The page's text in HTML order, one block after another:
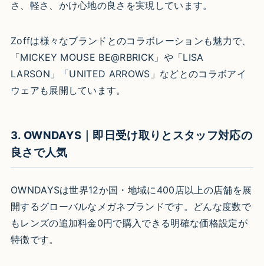
さ、軽さ、かけ心地の良さを実現しています。
Zoffは様々なブランドとのコラボレーションも魅力で、
「MICKEY MOUSE BE@RBRICK」や「LISA
LARSON」「UNITED ARROWS」などとのコラボアイ
ウェアも展開しています。
3. OWNDAYS｜即日受け取りとスタッフ対応の
良さで人気
OWNDAYSは世界12か国・地域に400店以上の店舗を展
開するグローバルなメガネブランドです。どんな度数で
もレンズの追加料金0円で購入できる明確な価格設定が
特徴です。